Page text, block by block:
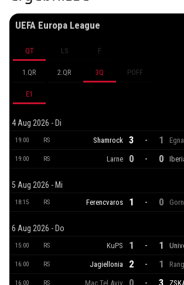
UEFA Europa League
QT LS F
1.QR 2.QR 3Q POFF
E1
4 Aug 2026 - Di
19:00 RS Shamrock 3 - 1
19:00 RS Larne 0 - 0
5 Aug 2026 - Mi
18:15 RS Ferencvaros 1 - 0
6 Aug 2026 - Do
15:00 RS KuPS 1 - 1
16:00 RS Jagiellonia 2 - 1
16:00 RS Mac.Tel Aviv